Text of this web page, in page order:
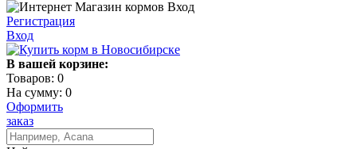
Регистрация
Вход
В вашей корзине:
Товаров: 0
На сумму: 0
Оформить
заказ